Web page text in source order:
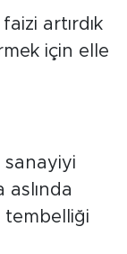
artırdık
için elle
sanayiyi
aslında
tembelliği